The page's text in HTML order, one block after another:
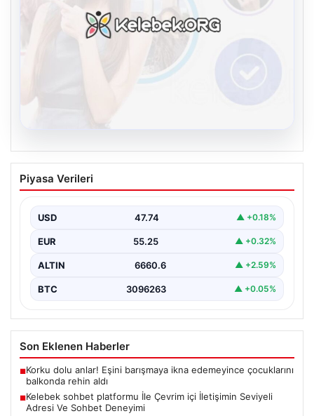
Kelebek sohbet platformu İle Çevrim içi
İletişimin Seviyeli Adresi Ve Sohbet
Sanal ortamında insanların seviyeli bir biçimde bağlantı
Halen…
Piyasa Verileri
USD 47.74 ▲ +0.18%
EUR 55.25 ▲ +0.32%
ALTIN 6660.6 ▲ +2.59%
BTC 3096263 ▲ +0.05%
Son Eklenen Haberler
■Korku dolu anlar! Eşini barışmaya ikna edemeyince çocuklarını
balkonda rehin aldı
■Kelebek sohbet platformu İle Çevrim içi İletişimin Seviyeli
Adresi Ve Sohbet Deneyimi